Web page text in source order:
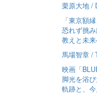
栗原大地 /
「東京額
恐れず挑
教えと未
馬場智章 /
映画「
脚光を浴
軌跡と、